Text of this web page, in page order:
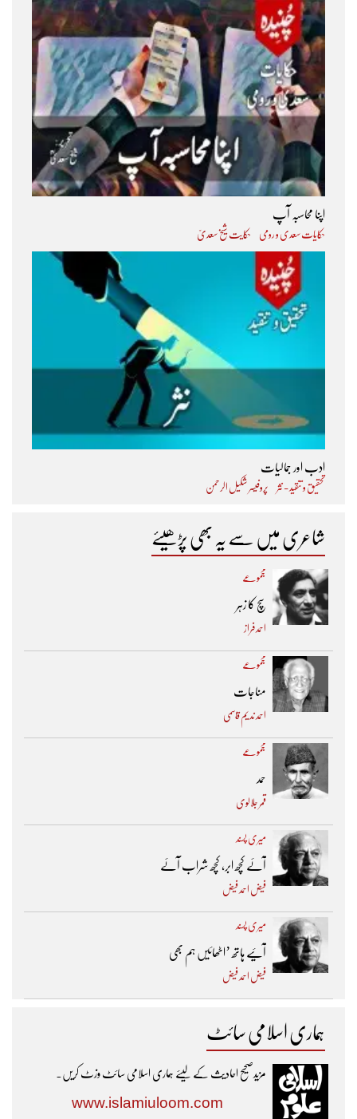
اپنا محاسبہ آپ
حکایات سعدی و رومی حکایت شیخ سعدیؒ
ادب اور جمالیات
تحقیق و تنقید - نثر پروفیسر شکیل الرحمن
شاعری میں سے یہ بھی پڑھیئے
مجموعے
سچ کا زہر
احمد فراز
مجموعے
مناجات
احمد ندیم قاسمی
مجموعے
حمد
قمر جلالوی
میری پسند
آئے کچھ ابر، کچھ شراب آئے
فیض احمد فیض
میری پسند
آئیے ہاتھ ’اٹھائیں ہم بھی
فیض احمد فیض
ہماری اسلامی سائٹ
مزیدصحیح احادیث کے لیئے ہماری اسلامی سائٹ وزٹ کریں۔
www.islamiuloom.com